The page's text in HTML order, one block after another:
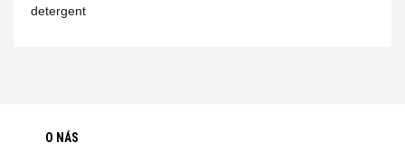
detergent
O NÁS